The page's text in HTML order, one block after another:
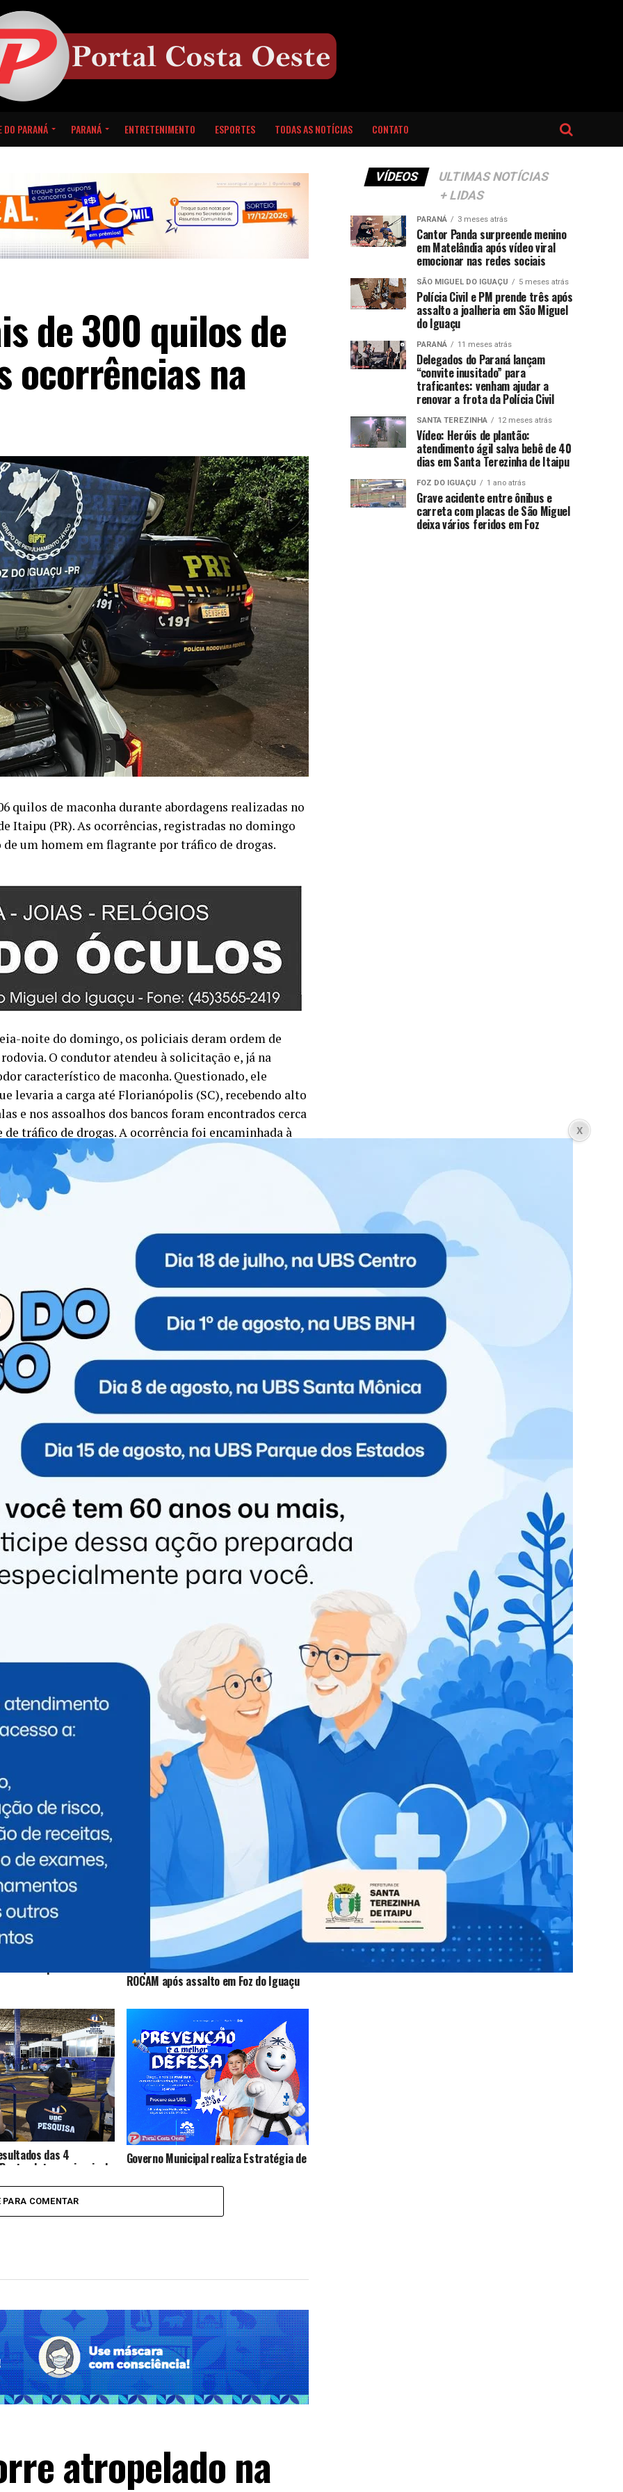
DO PARANÁ PARANÁ ENTRETENIMENTO ESPORTES TODAS AS NOTÍCIAS CONTATO
de 300 quilos de
ocorrências na
quilos de maconha durante abordagens realizadas no
Itaipu (PR). As ocorrências, registradas no domingo
um homem em flagrante por tráfico de drogas.
noite do domingo, os policiais deram ordem de
O condutor atendeu à solicitação e, já na
característico de maconha. Questionado, ele
levaria a carga até Florianópolis (SC), recebendo alto
e nos assoalhos dos bancos foram encontrados cerca
tráfico de drogas. A ocorrência foi encaminhada à
uma nova apreensão foi registrada no mesmo
a ordem de parada dos policiais rodoviários federais
PRF utilizou um dispositivo dilacerador de pneus que
o motorista abandonou o veículo e tentou
policiais encontraram uma mala contendo 62
mas ainda não encontrou o condutor. O veículo e
Foz do Iguaçu.
estratégicos das rodovias federais para
reforça a importância da colaboração da
pelo telefone 191.
Com vagas para Santa Terezinha e São
Miguel, EPR começa a contratar
GOSTAR
Suspeito morre em confronto com a
ROCAM após assalto em Foz do Iguaçu
das 4
Internacionais da
Governo Municipal realiza Estratégia de
adolescentes
PARA COMENTAR
atropelado na
VÍDEOS
ULTIMAS NOTÍCIAS
+ LIDAS
PARANÁ 3 meses atrás
Cantor Panda surpreende menino
em Matelândia após vídeo viral
emocionar nas redes sociais
SÃO MIGUEL DO IGUAÇU 5 meses atrás
Polícia Civil e PM prende três após
assalto a joalheria em São Miguel
do Iguaçu
PARANÁ 11 meses atrás
Delegados do Paraná lançam
“convite inusitado” para
traficantes: venham ajudar a
renovar a frota da Polícia Civil
SANTA TEREZINHA 12 meses atrás
Vídeo: Heróis de plantão:
atendimento ágil salva bebê de 40
dias em Santa Terezinha de Itaipu
FOZ DO IGUAÇU 1 ano atrás
Grave acidente entre ônibus e
carreta com placas de São Miguel
deixa vários feridos em Foz